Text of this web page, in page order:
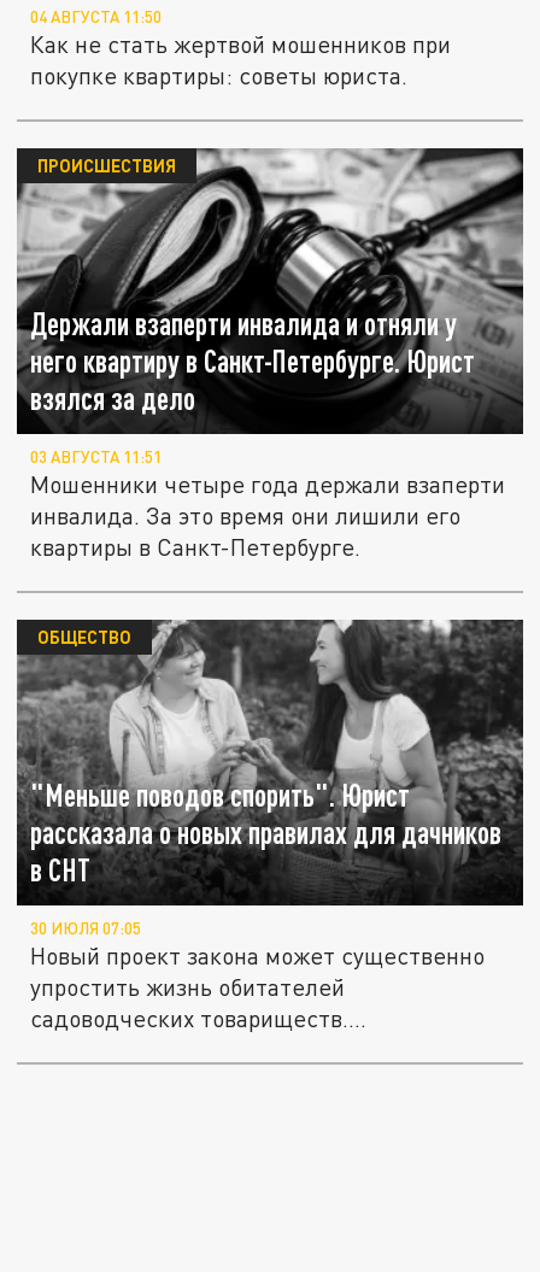
04 АВГУСТА 11:50
Как не стать жертвой мошенников при
покупке квартиры: советы юриста.
Держали взаперти инвалида и отняли у
него квартиру в Санкт-Петербурге. Юрист
взялся за дело
ПРОИСШЕСТВИЯ
03 АВГУСТА 11:51
Мошенники четыре года держали взаперти
инвалида. За это время они лишили его
квартиры в Санкт-Петербурге.
"Меньше поводов спорить". Юрист
рассказала о новых правилах для дачников
в СНТ
ОБЩЕСТВО
30 ИЮЛЯ 07:05
Новый проект закона может существенно
упростить жизнь обитателей
садоводческих товариществ.